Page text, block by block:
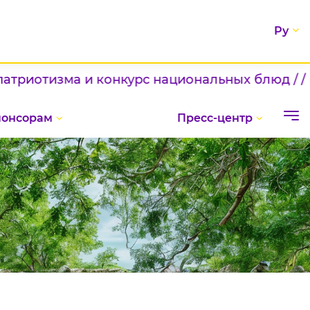
Ру
национальных блюд / / Шаг к
Пресс-центр